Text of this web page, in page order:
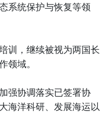
系统保护与恢复等领
训，继续被视为两国长
领域。
强协调落实已签署协
海洋科研、发展海运以